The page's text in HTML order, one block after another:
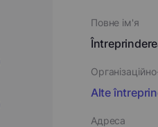
Повне ім'я
Alte
Адреса